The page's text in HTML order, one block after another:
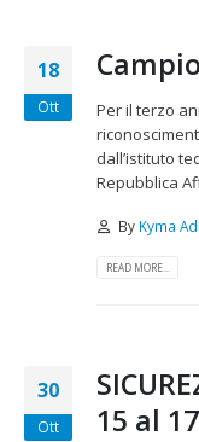
18
Ott
Per il terzo
dall’istituto
Repubblica
By Kyma
READ MORE...
30
Ott
15 al